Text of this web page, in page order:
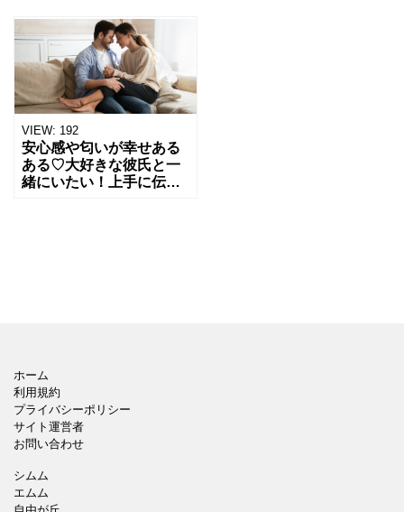
VIEW: 192
安心感や匂いが幸せある
ある♡大好きな彼氏と一
緒にいたい！上手に伝え
ホーム
利用規約
プライバシーポリシー
サイト運営者
お問い合わせ
シムム
エムム